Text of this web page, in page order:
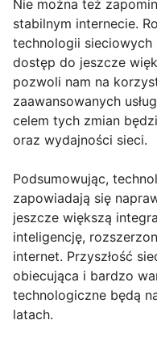
Nie można też
stabilnym internecie.
technologii sieciowych
dostęp do jeszcze
pozwoli nam na
zaawansowanych
celem tych zmian
oraz wydajności sieci.
Podsumowując,
zapowiadają się
jeszcze większą
inteligencję,
internet. Przyszłość
obiecująca i bardzo
technologiczne będą
latach.